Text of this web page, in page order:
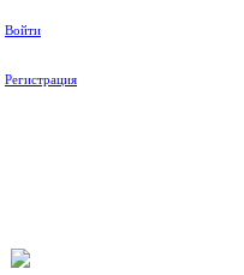
Войти
Регистрация